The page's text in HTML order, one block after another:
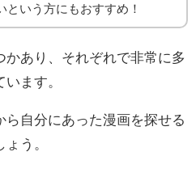
という方にもおすすめ！
あり、それぞれで非常に多
ます。
ら自分にあった漫画を探せる
う。